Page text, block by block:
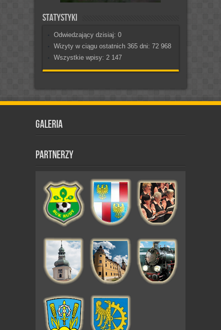
Statystyki
Odwiedzający dzisiaj: 0
Wizyty w ciągu ostatnich 365 dni: 72 968
Wszystkie wpisy: 2 147
Galeria
Partnerzy